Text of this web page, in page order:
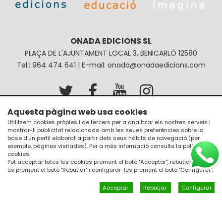
ONADA EDICIONS SL
PLAÇA DE L'AJUNTAMENT LOCAL 3, BENICARLÓ 12580
Tel.: 964 474 641 | E-mail: onada@onadaedicions.com
Avís legal
Política de privacitat
Política de galetes
Condicions de compra
JM Disseny a internet
Aquesta pàgina web usa cookies
Utilitzem cookies pròpies i de tercers per a analitzar els nostres serveis i
mostrar-li publicitat relacionada amb les seues preferències sobre la
base d'un perfil elaborat a partir dels seus hàbits de navegació (per
exemple, pàgines visitades). Per a més informació consulte la política de
cookies.
Pot acceptar totes les cookies prement el botó "Acceptar", rebutjar el seu
ús prement el botó "Rebutjar" i configurar-les prement el botó "Configurar".
Acceptar Rebutjar Configurar